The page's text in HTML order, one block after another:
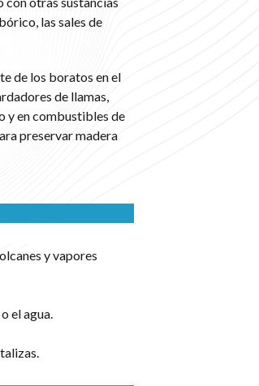
las sales de
de los boratos en el
de llamas,
y en combustibles de
preservar madera
y vapores
el agua.